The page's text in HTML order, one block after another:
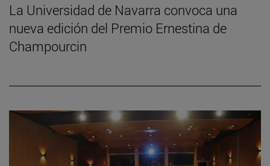
La Universidad de Navarra convoca una
nueva edición del Premio Ernestina de
Champourcin